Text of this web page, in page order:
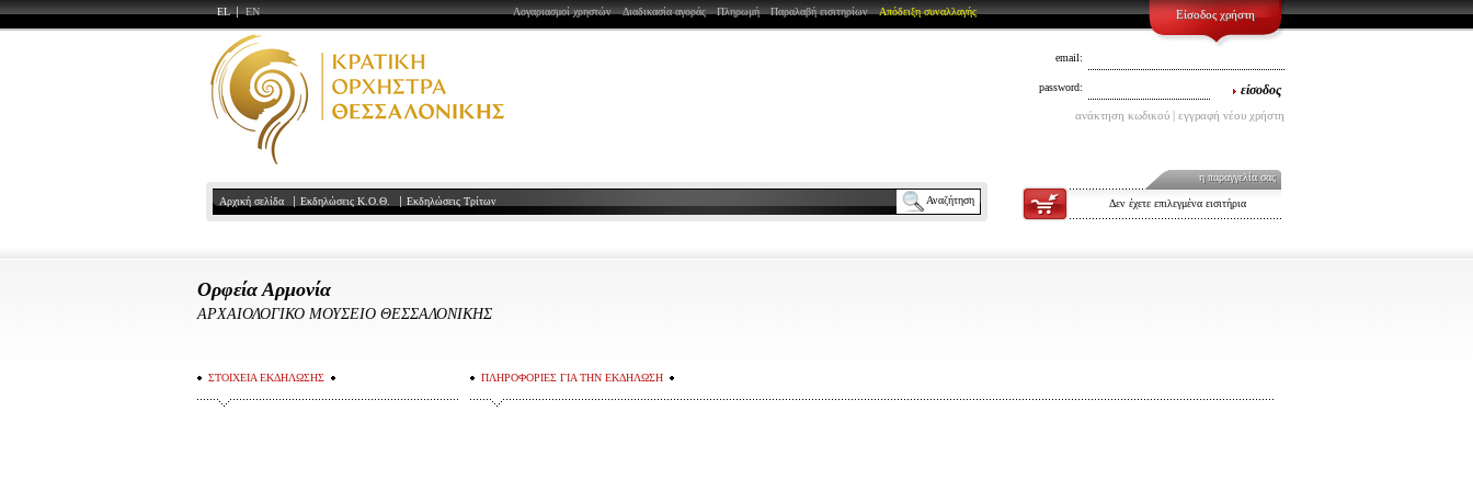
Είσοδος χρήστη
email:
password: είσοδος
ανάκτηση κωδικού | εγγραφή νέου χρήστη
EN
EL Απόδειξη συναλλαγής
Παραλαβή εισιτηρίων
Πληρωμή
Διαδικασία αγοράς
Λογαριασμοί χρηστών
Αρχική σελίδα Εκδηλώσεις Κ.Ο.Θ. Εκδηλώσεις Τρίτων Αναζήτηση
η παραγγελία σας
Δεν έχετε επιλεγμένα εισιτήρια
Ορφεία Αρμονία
ΑΡΧΑΙΟΛΟΓΙΚΟ ΜΟΥΣΕΙΟ ΘΕΣΣΑΛΟΝΙΚΗΣ
ΣΤΟΙΧΕΙΑ ΕΚΔΗΛΩΣΗΣ ΠΛΗΡΟΦΟΡΙΕΣ ΓΙΑ ΤΗΝ ΕΚΔΗΛΩΣΗ